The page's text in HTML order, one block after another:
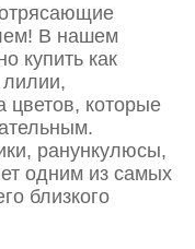
В нашем
купить как
цветов, которые
ранункулюсы,
одним из самых
близкого